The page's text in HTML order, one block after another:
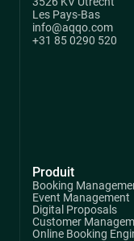
Les Pays-Bas
info@aqqo.com
+31 85 0290 520
Produit
Booking
Event Management
Digital Proposals
Customer
Online Booking